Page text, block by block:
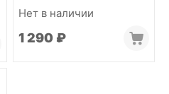
Нет в наличии
1 290 ₽